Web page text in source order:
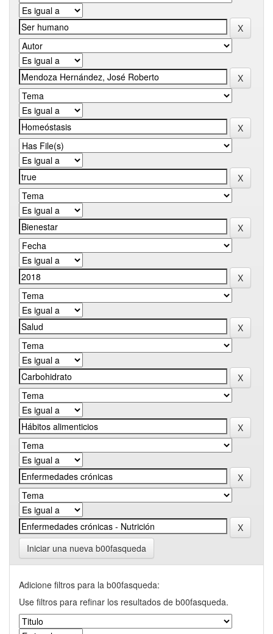
Iniciar una nueva b00fasqueda
Adicione filtros para la b00fasqueda:
Use filtros para refinar los resultados de b00fasqueda.